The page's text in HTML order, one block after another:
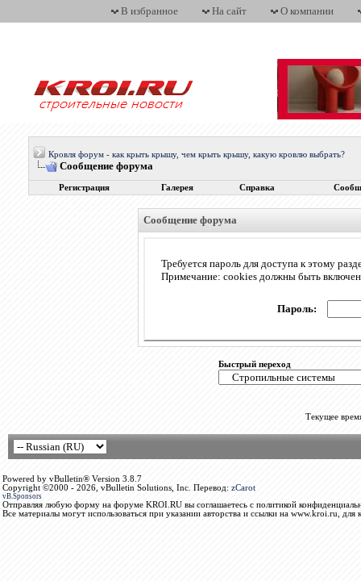
В избранное На сайт О компании
Кровля форум - как крыть крышу, чем крыть крышу, какую кровлю выбрать?
Сообщение форума
Регистрация Галерея Справка
Сообщение форума
Требуется пароль для доступа к этому
Примечание: cookies должны быть
Пароль:
Быстрый переход
Текущее
Powered by vBulletin® Version 3.8.7
Copyright ©2000 - 2026, vBulletin Solutions, Inc. Перевод: zCarot
vB.Sponsors
Отправляя любую форму на форуме KROI.RU вы соглашаетесь с политикой
Все материалы могут использоваться при указании авторства и ссылки на www.kroi.ru, для